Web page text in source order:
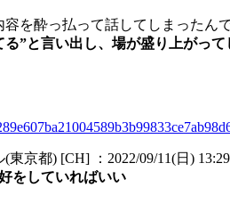
容を酔っ払って話してしまった
”と言い出し、場が盛り上がって
京都) [CH] ：2022/09/11(日)
をしていればいい